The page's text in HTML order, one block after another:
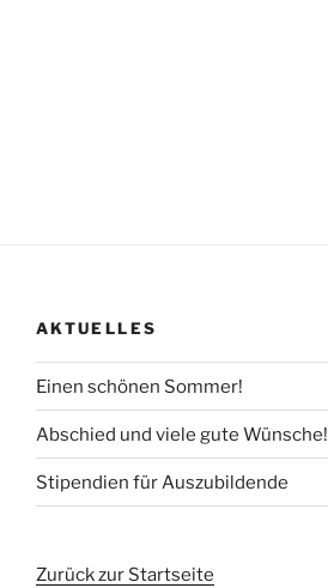
AKTUELLES
Einen schönen Sommer!
Abschied und viele gute Wünsche!
Stipendien für Auszubildende
Zurück zur Startseite